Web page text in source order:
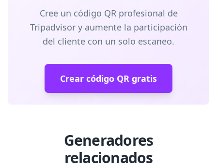
Cree un código QR profesional de
Tripadvisor y aumente la participación
del cliente con un solo escaneo.
Crear código QR gratis
Generadores
relacionados